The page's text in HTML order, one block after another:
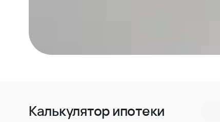
Калькулятор ипотеки